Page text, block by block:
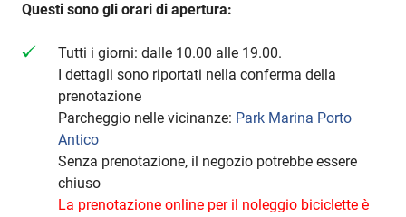
Questi sono gli orari di apertura:
Tutti i giorni: dalle 10.00 alle 19.00.
I dettagli sono riportati nella conferma della
prenotazione
Parcheggio nelle vicinanze: Park Marina Porto
Antico
Senza prenotazione, il negozio potrebbe essere
chiuso
La prenotazione online per il noleggio biciclette è